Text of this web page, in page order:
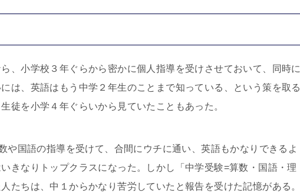
、小学校３年ぐらから密かに個人指導を受けさせておいて、同時に
は、英語はもう中学２年生のことまで知っている、という策を取る
徒を小学４年ぐらいから見ていたこともあった。
や国語の指導を受けて、合間にウチに通い、英語もかなりできるよ
きなりトップクラスになった。しかし「中学受験=算数・国語・理
たちは、中１からかなり苦労していたと報告を受けた記憶がある。